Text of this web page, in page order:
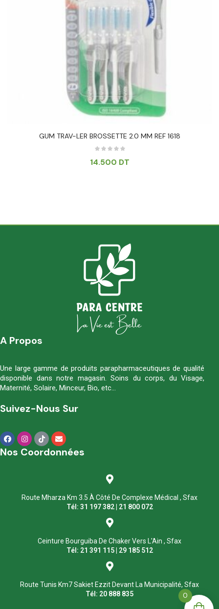
GUM TRAV-LER BROSSETTE 2.0 MM REF 1618
14.500 DT
A Propos
Une large gamme de produits parapharmaceutiques de qualité
disponible dans notre magasin. Soins du corps, du Visage,
Maternité, Solaire, Minceur, Bio, etc…
Suivez-Nous Sur
Nos Coordonnées
Route Mharza Km 3.5 À Côté De Complexe Médical , Sfax
Tél: 31 197 382 | 21 800 072
Ceinture Bourguiba De Chaker Vers L'Ain , Sfax
Tél: 21 391 115 | 29 185 512
Route Tunis Km7 Sakiet Ezzit Devant La Municipalité, Sfax
Tél: 20 888 835
0